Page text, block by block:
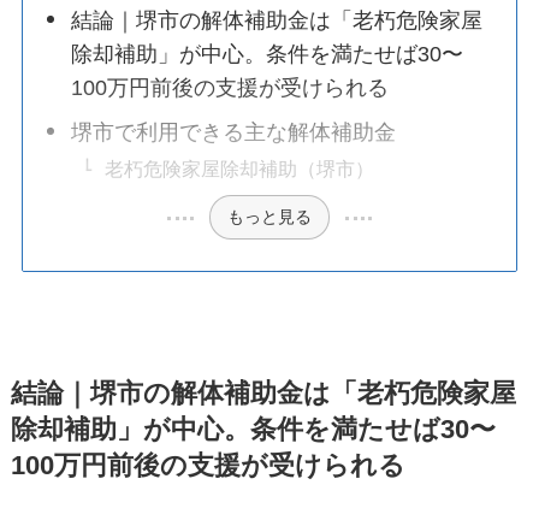
結論｜堺市の解体補助金は「老朽危険家屋
除却補助」が中心。条件を満たせば30〜
100万円前後の支援が受けられる
堺市で利用できる主な解体補助金
老朽危険家屋除却補助（堺市）
もっと見る
結論｜堺市の解体補助金は「老朽危険家屋
除却補助」が中心。条件を満たせば30〜
100万円前後の支援が受けられる